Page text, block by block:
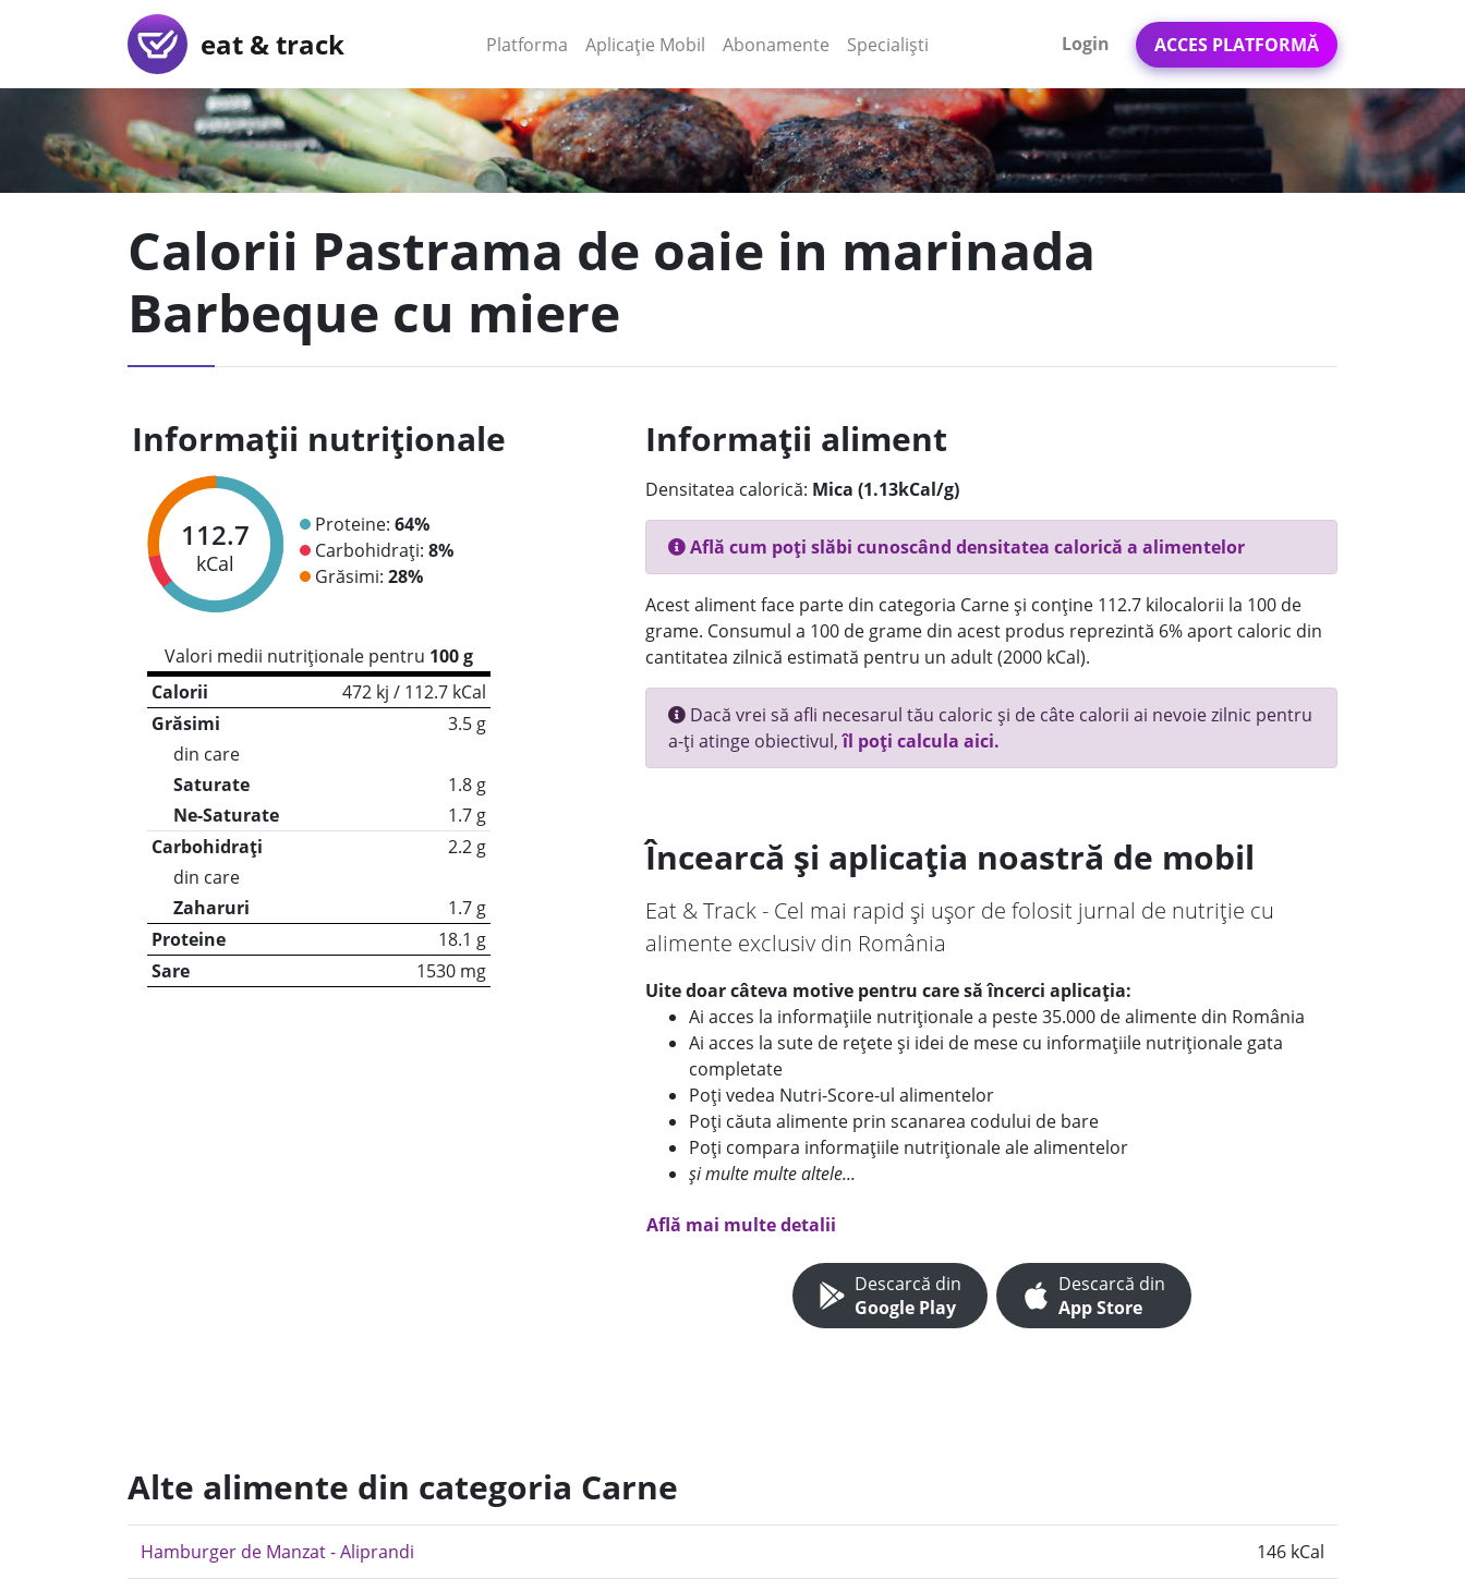
eat & track Platforma (current)
Aplicație Mobil (current)
Abonamente Specialiști Login ACCES PLATFORMĂ
Calorii Pastrama de oaie in marinada
Barbeque cu miere
Informații nutriționale
112.7
kCal
Proteine: 64%
Carbohidrați: 8%
Grăsimi: 28%
Valori medii nutriționale pentru 100 g
Calorii
472 kj / 112.7 kCal
Grăsimi
3.5 g
din care
Saturate
1.8 g
Ne-Saturate
1.7 g
Carbohidrați
2.2 g
din care
Zaharuri
1.7 g
Proteine
18.1 g
Sare
1530 mg
Informații aliment
Densitatea calorică: Mica (1.13kCal/g)
Află cum poți slăbi cunoscând densitatea calorică a alimentelor
Acest aliment face parte din categoria Carne și conține 112.7 kilocalorii la 100 de
grame. Consumul a 100 de grame din acest produs reprezintă 6% aport caloric din
cantitatea zilnică estimată pentru un adult (2000 kCal).
Dacă vrei să afli necesarul tău caloric și de câte calorii ai nevoie zilnic pentru
a-ți atinge obiectivul,îl poți calcula aici.
Încearcă și aplicația noastră de mobil
Eat & Track - Cel mai rapid și ușor de folosit jurnal de nutriție cu
alimente exclusiv din România
Uite doar câteva motive pentru care să încerci aplicația:
Ai acces la informațiile nutriționale a peste 35.000 de alimente din România
Ai acces la sute de rețete și idei de mese cu informațiile nutriționale gata
completate
Poți vedea Nutri-Score-ul alimentelor
Poți căuta alimente prin scanarea codului de bare
Poți compara informațiile nutriționale ale alimentelor
și multe multe altele...
Află mai multe detalii
Descarcă din
Google Play
Descarcă din
App Store
Alte alimente din categoria Carne
Hamburger de Manzat - Aliprandi 146 kCal